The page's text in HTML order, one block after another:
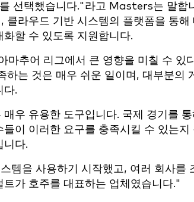
선택했습니다."라고 Masters는 말합
클라우드 기반 시스템의 플랫폼을 통
할 수 있도록 지원합니다.
마추어 리그에서 큰 영향을 미칠 수 있
하는 것은 매우 쉬운 일이며, 대부분의
다.
우 유용한 도구입니다. 국제 경기를
이 이러한 요구를 충족시킬 수 있는
니다.
템을 사용하기 시작했고, 여러 회사를
가 호주를 대표하는 업체였습니다."